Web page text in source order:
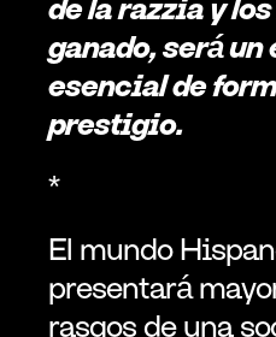
de la razzia y
ganado, será un
esencial de
prestigio.
*
El mundo
presentará
rasgos de una